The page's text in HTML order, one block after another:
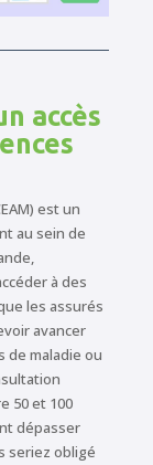
accès
est un
au sein de
à des
les assurés
avancer
de maladie ou
50 et 100
dépasser
seriez obligé